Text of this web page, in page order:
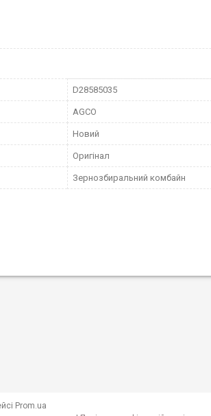
D28585035
AGCO
Новий
Оригінал
Зернозбиральний комбайн
Prom.ua